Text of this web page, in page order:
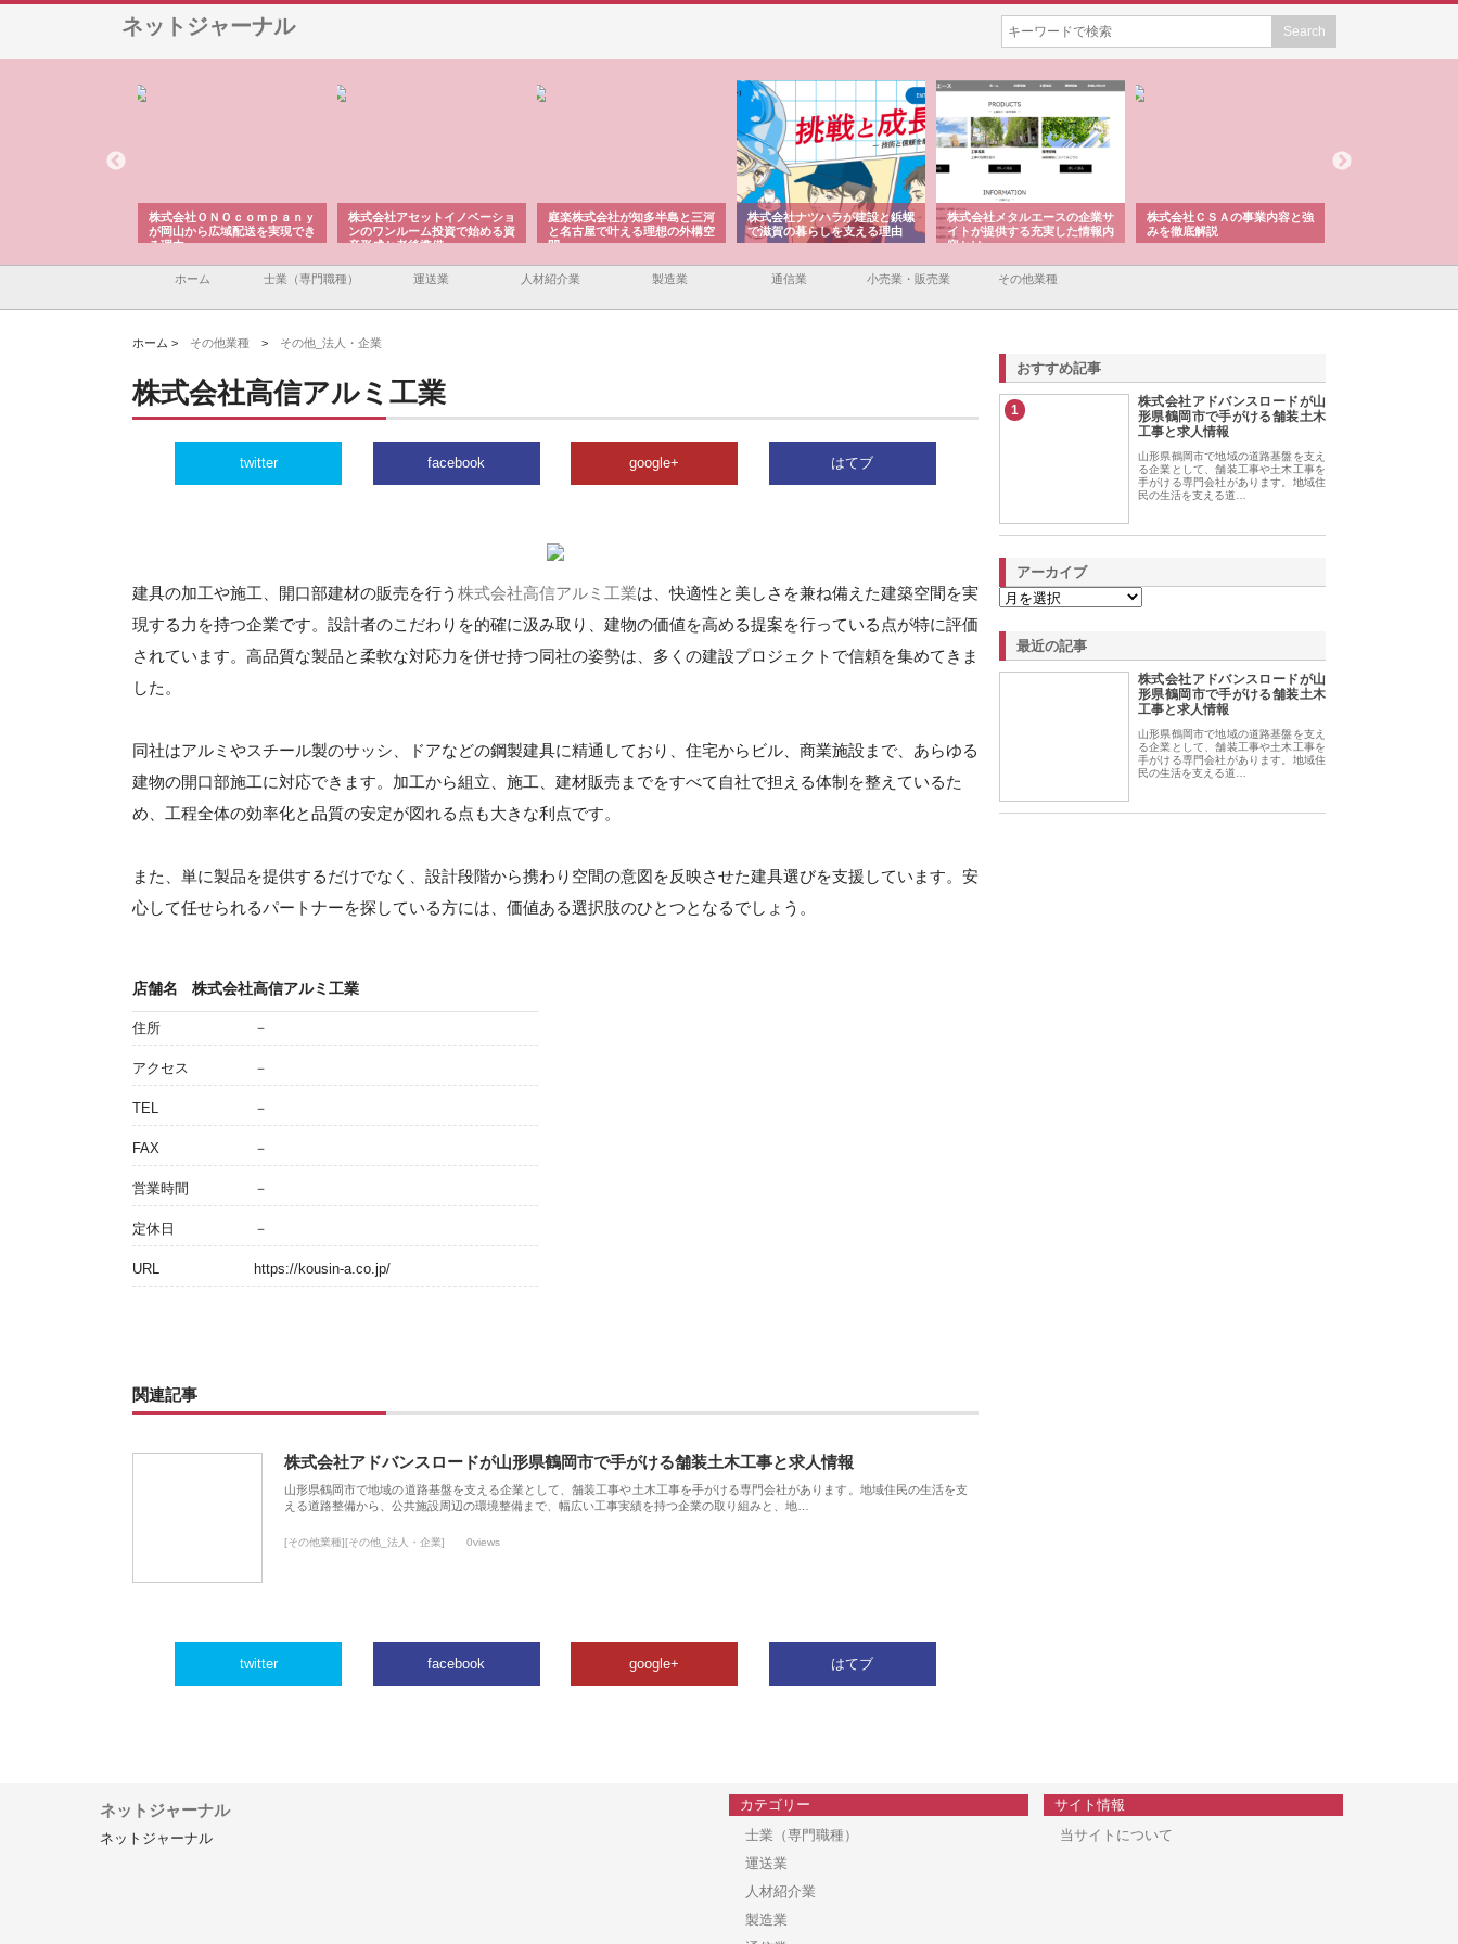
ネットジャーナル
株式会社ＯＮＯｃｏｍｐａｎｙ
が岡山から広域配送を実現でき
る理由
株式会社アセットイノベーショ
ンのワンルーム投資で始める資
産形成と老後準備
庭楽株式会社が知多半島と三河
と名古屋で叶える理想の外構空
間
株式会社ナツハラが建設と鋲螺
で滋賀の暮らしを支える理由
株式会社メタルエースの企業サ
イトが提供する充実した情報内
容とは
株式会社ＣＳＡの事業内容と強
みを徹底解説
ホーム 士業（専門職種） 運送業 人材紹介業 製造業 通信業 小売業・販売業 その他業種
ホーム > その他業種 > その他_法人・企業
株式会社高信アルミ工業
twitter facebook google+ はてブ
建具の加工や施工、開口部建材の販売を行う 株式会社高信アルミ工業は、快適性と美しさを兼ね備えた建築空間を実
現する力を持つ企業です。設計者のこだわりを的確に汲み取り、建物の価値を高める提案を行っている点が特に評価
されています。高品質な製品と柔軟な対応力を併せ持つ同社の姿勢は、多くの建設プロジェクトで信頼を集めてきま
した。
同社はアルミやスチール製のサッシ、ドアなどの鋼製建具に精通しており、住宅からビル、商業施設まで、あらゆる
建物の開口部施工に対応できます。加工から組立、施工、建材販売までをすべて自社で担える体制を整えているた
め、工程全体の効率化と品質の安定が図れる点も大きな利点です。
また、単に製品を提供するだけでなく、設計段階から携わり空間の意図を反映させた建具選びを支援しています。安
心して任せられるパートナーを探している方には、価値ある選択肢のひとつとなるでしょう。
店舗名 株式会社高信アルミ工業
住所 －
アクセス －
TEL －
FAX －
営業時間 －
定休日 －
URL https://kousin-a.co.jp/
関連記事
株式会社アドバンスロードが山形県鶴岡市で手がける舗装土木工事と求人情報
山形県鶴岡市で地域の道路基盤を支える企業として、舗装工事や土木工事を手がける専門会社があります。地域住民の生活を支
える道路整備から、公共施設周辺の環境整備まで、幅広い工事実績を持つ企業の取り組みと、地…
[その他業種][その他_法人・企業] 0views
twitter facebook google+ はてブ
おすすめ記事
1
株式会社アドバンスロードが山
形県鶴岡市で手がける舗装土木
工事と求人情報
山形県鶴岡市で地域の道路基盤を支え
る企業として、舗装工事や土木工事を
手がける専門会社があります。地域住
民の生活を支える道…
アーカイブ
最近の記事
株式会社アドバンスロードが山
形県鶴岡市で手がける舗装土木
工事と求人情報
山形県鶴岡市で地域の道路基盤を支え
る企業として、舗装工事や土木工事を
手がける専門会社があります。地域住
民の生活を支える道…
ネットジャーナル
ネットジャーナル
カテゴリー
士業（専門職種）
運送業
人材紹介業
製造業
サイト情報
当サイトについて